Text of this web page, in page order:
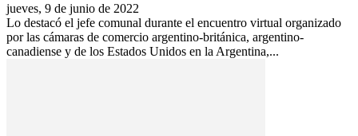
jueves, 9 de junio de 2022
Lo destacó el jefe comunal durante el encuentro virtual organizado
por las cámaras de comercio argentino-británica, argentino-
canadiense y de los Estados Unidos en la Argentina,...